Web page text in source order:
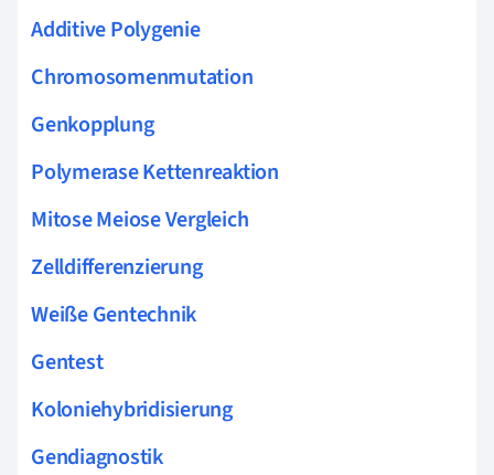
Additive Polygenie
Chromosomenmutation
Genkopplung
Polymerase Kettenreaktion
Mitose Meiose Vergleich
Zelldifferenzierung
Weiße Gentechnik
Gentest
Koloniehybridisierung
Gendiagnostik